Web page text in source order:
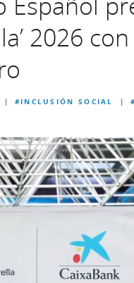
2026
#INCLUSIÓN SOCIAL